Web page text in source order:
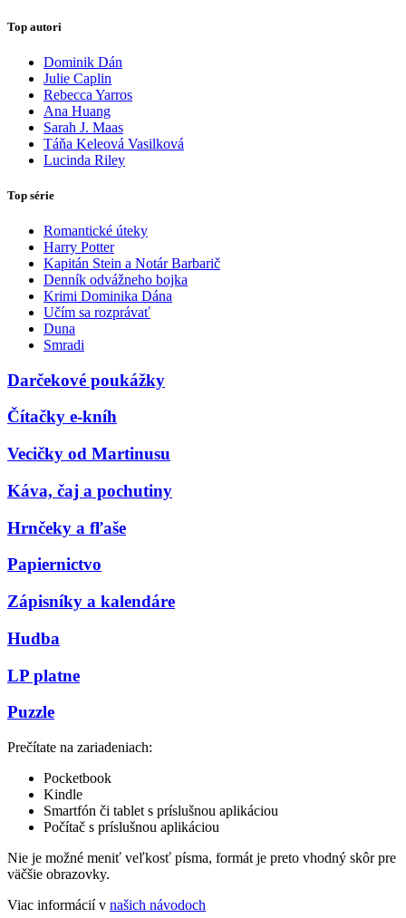
Top autori
Dominik Dán
Julie Caplin
Rebecca Yarros
Ana Huang
Sarah J. Maas
Táňa Keleová Vasilková
Lucinda Riley
Top série
Romantické úteky
Harry Potter
Kapitán Stein a Notár Barbarič
Denník odvážneho bojka
Krimi Dominika Dána
Učím sa rozprávať
Duna
Smradi
Darčekové poukážky
Čítačky e-kníh
Vecičky od Martinusu
Káva, čaj a pochutiny
Hrnčeky a fľaše
Papiernictvo
Zápisníky a kalendáre
Hudba
LP platne
Puzzle
Prečítate na zariadeniach:
Pocketbook
Kindle
Smartfón či tablet s príslušnou aplikáciou
Počítač s príslušnou aplikáciou
Nie je možné meniť veľkosť písma, formát je preto vhodný skôr pre
väčšie obrazovky.
Viac informácií v našich návodoch